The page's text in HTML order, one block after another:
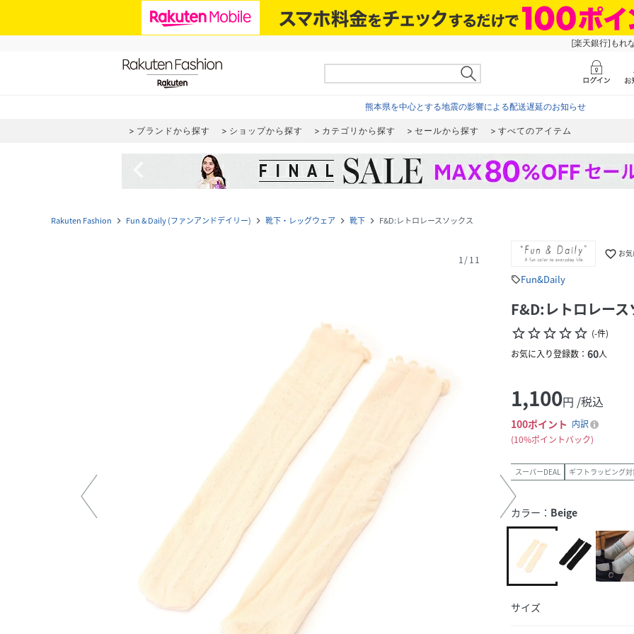
[楽天銀行]もれ
熊本県を中心とする地震の影響による配送遅延のお知らせ
ブランドから探す ショップから探す カテゴリから探す セールから探す すべてのアイテム
Rakuten Fashion navigate_next Fun & Daily (ファンアンドデイリー) navigate_next 靴下・レッグウェア navigate_next 靴下 navigate_next F&D:レトロレースソックス
1/11 favorite_border お
sellFun&Daily
F&D:レトロレース
star_borderstar_borderstar_borderstar_borderstar_border (-件)
お気に入り登録数： 60人
1,100円 /税込
100ポイント 内訳
10%ポイントバック
スーパーDEAL ギフトラッピング
カラー： Beige
サイズ